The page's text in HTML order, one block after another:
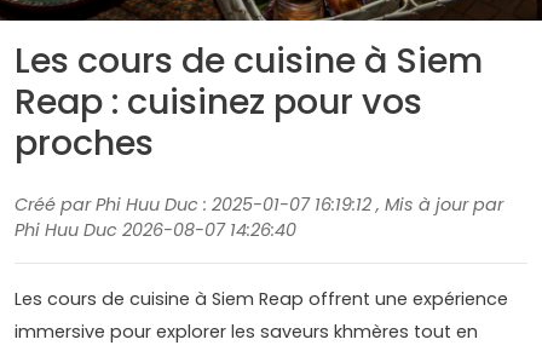
Les cours de cuisine à Siem
Reap : cuisinez pour vos
proches
Créé par Phi Huu Duc : 2025-01-07 16:19:12 , Mis à jour par
Phi Huu Duc 2026-08-07 14:26:40
Les cours de cuisine à Siem Reap offrent une expérience
immersive pour explorer les saveurs khmères tout en